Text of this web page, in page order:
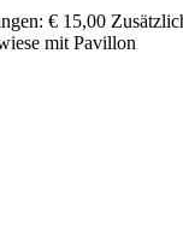
€ 15,00
mit Pavillon